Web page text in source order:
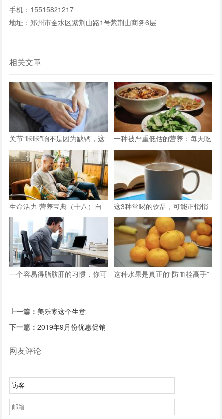
手机：15515821217
地址：郑州市金水区紫荆山路1号紫荆山商务6层
相关文章
关节“咔咔”响不是因为缺钙，这
三种情况才是主因
一种被严重低估的营养：每天吃
点它，或能抵消熬夜伤害！
生命活力 营养宝典（十八）自
信应对男性更年期
这3种常喝的饮品，可能正悄悄
减少你的骨量
一个容易得脂肪肝的习惯，你可
这种水果是真正的“防血栓高手”
上一篇： 美乐家这个生意
下一篇：2019年9月份优惠促销
网友评论